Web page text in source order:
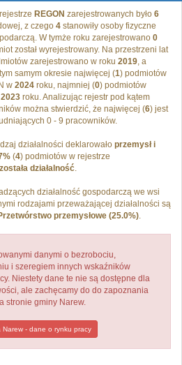
REGON zarejestrowanych było 6
z czego 4 stanowiły osoby fizyczne
W tymże roku zarejestrowano 0
został wyrejestrowany. Na przestrzeni lat
zarejestrowano w roku 2019, a
samym okresie najwięcej (1) podmiotów
w 2024 roku, najmniej (0) podmiotów
2023 roku. Analizując rejestr pod kątem
można stwierdzić, że najwięcej (6) jest
0 - 9 pracowników.
działalności deklarowało przemysł i
(4) podmiotów w rejestrze
działalność.
działalność gospodarczą we wsi
rodzajami przeważającej działalności są
przemysłowe (25.0%).
danymi o bezrobociu,
i szeregiem innych wskaźników
Niestety dane te nie są dostępne dla
ale zachęcamy do do zapoznania
stronie gminy Narew.
Narew - dane o rynku pracy